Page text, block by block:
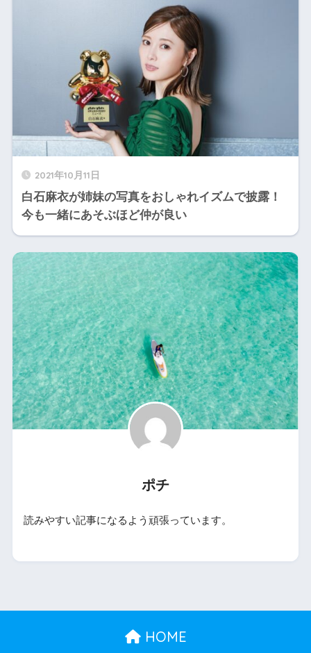
2021年10月11日
白石麻衣が姉妹の写真をおしゃれイズムで披露！
今も一緒にあそぶほど仲が良い
ポチ
読みやすい記事になるよう頑張っています。
HOME